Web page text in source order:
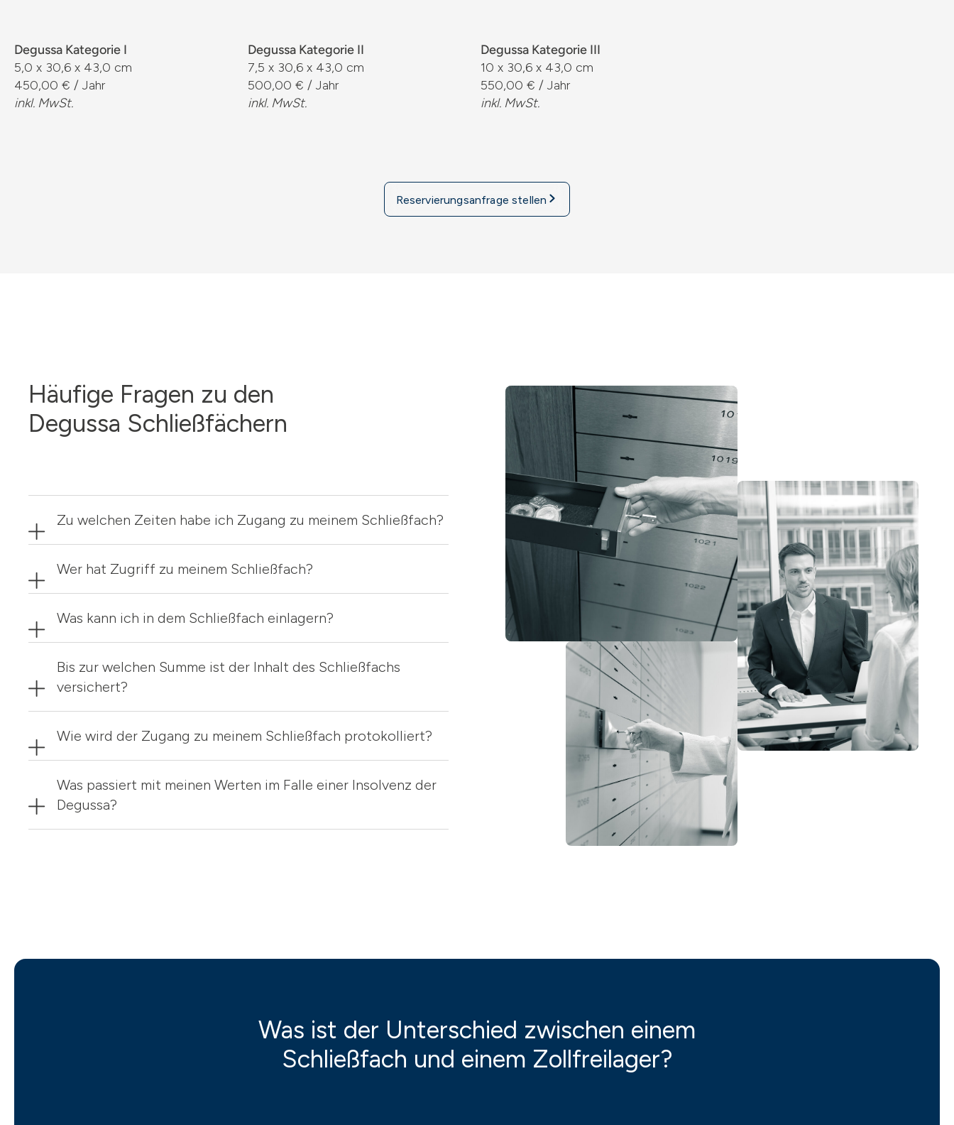
Degussa Kategorie I
5,0 x 30,6 x 43,0 cm
450,00 € / Jahr
inkl. MwSt.
Degussa Kategorie II
7,5 x 30,6 x 43,0 cm
500,00 € / Jahr
inkl. MwSt.
Degussa Kategorie III
10 x 30,6 x 43,0 cm
550,00 € / Jahr
inkl. MwSt.
Reservierungsanfrage stellen
Häufige Fragen zu den
Degussa Schließfächern
Zu welchen Zeiten habe ich Zugang zu meinem Schließfach?
Wer hat Zugriff zu meinem Schließfach?
Was kann ich in dem Schließfach einlagern?
Bis zur welchen Summe ist der Inhalt des Schließfachs
versichert?
Wie wird der Zugang zu meinem Schließfach protokolliert?
Was passiert mit meinen Werten im Falle einer Insolvenz der
Degussa?
Was ist der Unterschied zwischen einem
Schließfach und einem Zollfreilager?